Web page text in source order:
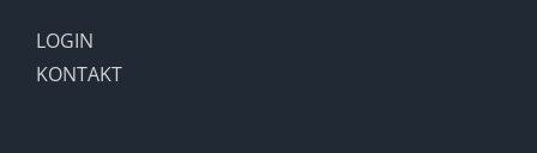
LOGIN
KONTAKT